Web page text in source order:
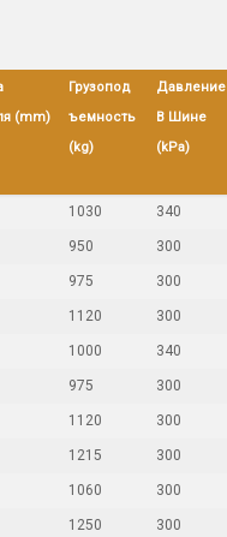
(mm)
Грузопод
ъемность
(kg)
Давление
В Шине
(kPa)
1030 340
950 300
975 300
1120 300
1000 340
975 300
1120 300
1215 300
1060 300
1250 300